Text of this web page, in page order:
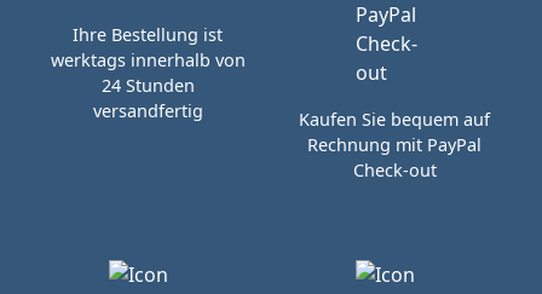
Ihre Bestellung ist
werktags innerhalb von
24 Stunden
versandfertig
Kaufen Sie bequem auf
Rechnung mit PayPal
Check-out